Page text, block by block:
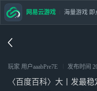
玩家 用户aaabPre7E 发布时间
〈百度百科〉大丨发最
网易云游戏 海量游戏 即